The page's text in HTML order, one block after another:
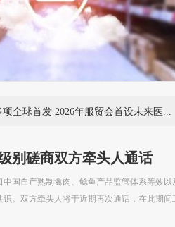
别磋商双方牵头人通话
中国自产熟制禽肉、鲶鱼产品监管体系等效
。双方牵头人将于近期再次通话，在此期间